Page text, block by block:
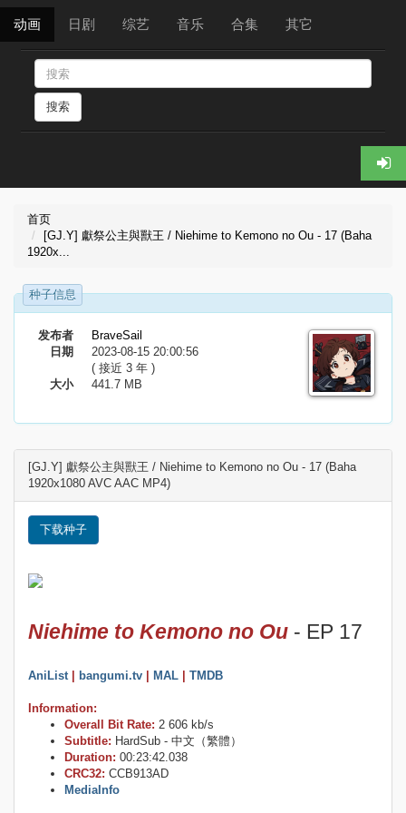
动画 日剧 综艺 音乐 合集 其它
搜索
首页
[GJ.Y] 獻祭公主與獸王 / Niehime to Kemono no Ou - 17 (Baha
1920x...
种子信息
发布者
BraveSail
日期
2023-08-15 20:00:56
( 接近 3 年 )
大小
441.7 MB
[GJ.Y] 獻祭公主與獸王 / Niehime to Kemono no Ou - 17 (Baha
1920x1080 AVC AAC MP4)
下载种子
Niehime to Kemono no Ou - EP 17
AniList| bangumi.tv MAL TMDB
Information:
Overall Bit Rate: 2 606 kb/s
Subtitle: HardSub - 中文（繁體）
Duration: 00:23:42.038
CRC32: CCB913AD
MediaInfo